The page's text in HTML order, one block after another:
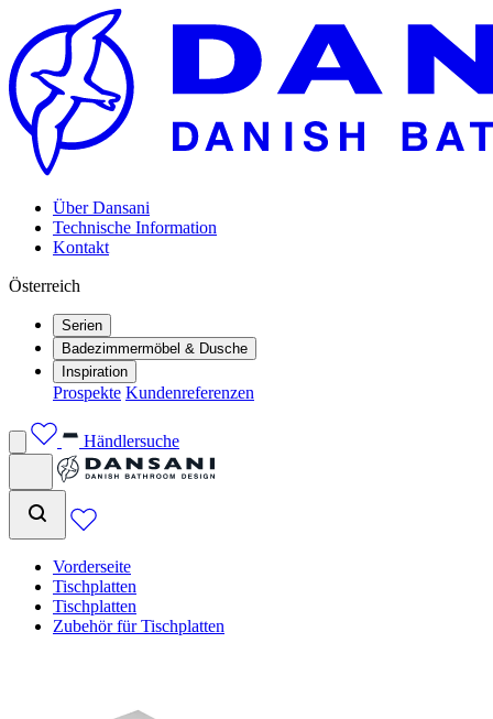
Über Dansani
Technische Information
Kontakt
Österreich
Serien
Badezimmermöbel & Dusche
Inspiration
Prospekte Kundenreferenzen
Händlersuche
Vorderseite
Tischplatten
Tischplatten
Zubehör für Tischplatten